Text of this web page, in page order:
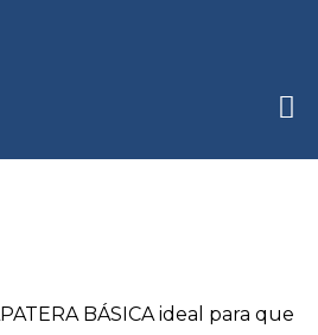
BÁSICA ideal para que